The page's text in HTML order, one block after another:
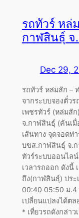
รถทัวร์ หล่
กาฬสินธุ์
Dec 29,
รถทัวร์ หล่มสัก –
จากระบบจองตั๋ว
เพชรทัวร์ (หล่มสั
จ.กาฬสินธุ์ (ค้นเมื่
เส้นทาง จุดจอดท่
บขส.กาฬสินธุ์ จ.ก
ทัวร์ระบบออนไล
เวลารถออก ดังนี้
ถึง(กาฬสินธุ์) ประ
00:40 05:50 ม.4
เปลี่ยนแปลงได้ต
* เที่ยวรถดังกล่า